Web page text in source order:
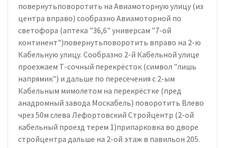
повернутьповоротить на Авиамоторную улицу (из
центра вправо) сообразно Авиамоторной по
светофора (аптека "36,6" универсам "7-ой
континент")повернутьповоротить вправо на 2-ю
Кабельную улицу. Сообразно 2-й Кабельной улице
проезжаем Т-сочный перекрёсток (символ "лишь
напрямик") и дальше по пересечения с 2-ым
Кабельным мимолетом на перекрёстке (пред
анадромный завода Москабель) поворотить Влево
чрез 50м слева Лефортовский Стройцентр (2-ой
кабельный проезд терем 1)припарковка во дворе
стройцентра дальше на 2-ой этаж в павильон 205.